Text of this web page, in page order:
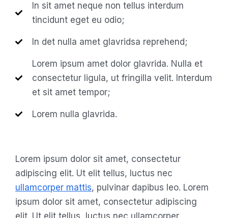
In sit amet neque non tellus interdum
tincidunt eget eu odio;
In det nulla amet glavridsa reprehend;
Lorem ipsum amet dolor glavrida. Nulla et
consectetur ligula, ut fringilla velit. Interdum
et sit amet tempor;
Lorem nulla glavrida.
Lorem ipsum dolor sit amet, consectetur
adipiscing elit. Ut elit tellus, luctus nec
ullamcorper mattis, pulvinar dapibus leo. Lorem
ipsum dolor sit amet, consectetur adipiscing
elit. Ut elit tellus, luctus nec ullamcorper